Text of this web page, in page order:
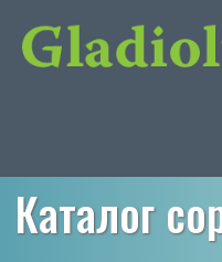
Каталог